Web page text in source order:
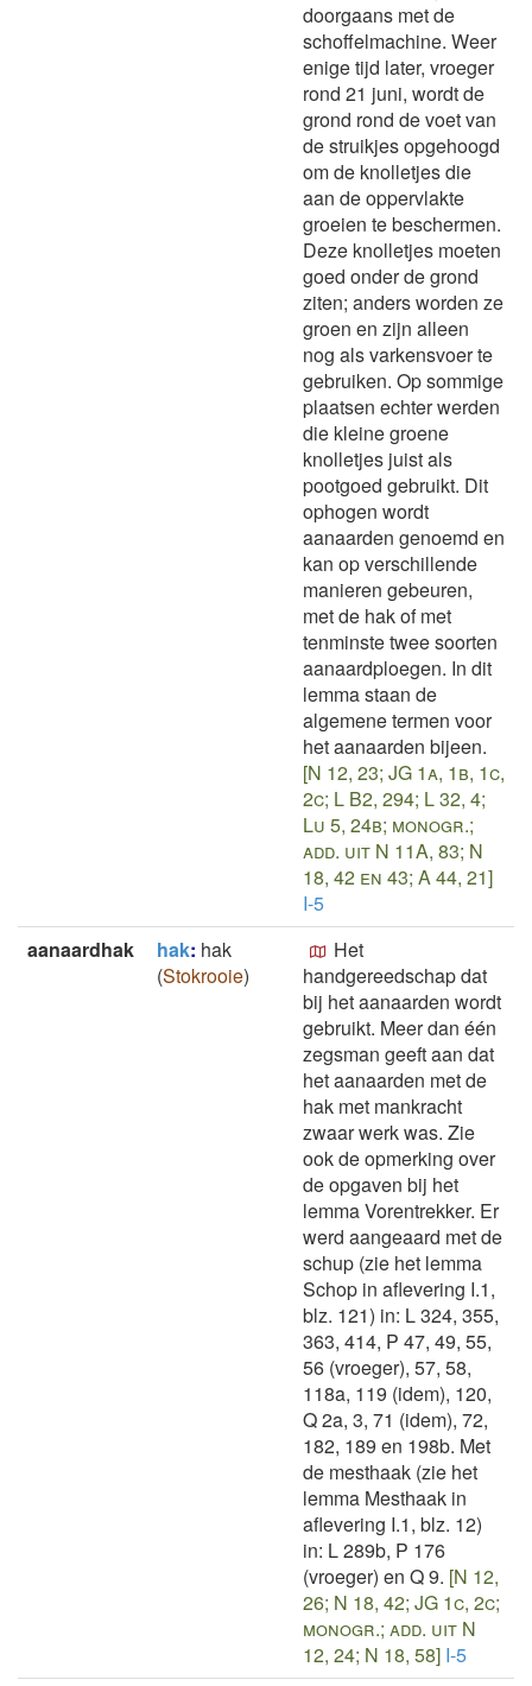
doorgaans met de
schoffelmachine. Weer
enige tijd later, vroeger
rond 21 juni, wordt de
grond rond de voet van
de struikjes opgehoogd
om de knolletjes die
aan de oppervlakte
groeien te beschermen.
Deze knolletjes moeten
goed onder de grond
ziten; anders worden ze
groen en zijn alleen
nog als varkensvoer te
gebruiken. Op sommige
plaatsen echter werden
die kleine groene
knolletjes juist als
pootgoed gebruikt. Dit
ophogen wordt
aanaarden genoemd en
kan op verschillende
manieren gebeuren,
met de hak of met
tenminste twee soorten
aanaardploegen. In dit
lemma staan de
algemene termen voor
het aanaarden bijeen.
[N 12, 23; JG 1a, 1b, 1c,
2c; L B2, 294; L 32, 4;
Lu 5, 24b; monogr.;
add. uit N 11A, 83; N
18, 42 en 43; A 44, 21]
I-5
aanaardhak
hak: hak
(Stokrooie)
Het
handgereedschap dat
bij het aanaarden wordt
gebruikt. Meer dan één
zegsman geeft aan dat
het aanaarden met de
hak met mankracht
zwaar werk was. Zie
ook de opmerking over
de opgaven bij het
lemma Vorentrekker. Er
werd aangeaard met de
schup (zie het lemma
Schop in aflevering I.1,
blz. 121) in: L 324, 355,
363, 414, P 47, 49, 55,
56 (vroeger), 57, 58,
118a, 119 (idem), 120,
Q 2a, 3, 71 (idem), 72,
182, 189 en 198b. Met
de mesthaak (zie het
lemma Mesthaak in
aflevering I.1, blz. 12)
in: L 289b, P 176
(vroeger) en Q 9. [N 12,
26; N 18, 42; JG 1c, 2c;
monogr.; add. uit N
12, 24; N 18, 58] I-5